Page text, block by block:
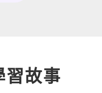
習故事